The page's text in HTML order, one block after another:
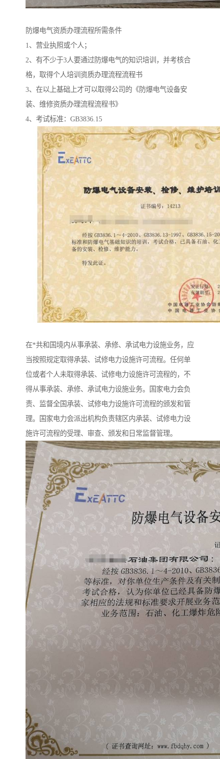
防爆电气资质办理流程所需条件
1、营业执照或个人；
2、有不少于3人要通过防爆电气的知识培训，并考核合
格，取得个人培训资质办理流程流程书
3、在以上基础上才可以取得公司的《防爆电气设备安
装、维修资质办理流程流程书》
4、考试标准：GB3836.15
在*共和国境内从事承装、承修、承试电力设施业务，应
当按照规定取得承装、试修电力设施许可流程。任何单
位或者个人未取得承装、试修电力设施许可流程的，不
得从事承装、承修、承试电力设施业务。国家电力会负
责、监督全国承装、试修电力设施许可流程的颁发和管
理。国家电力会派出机构负责辖区内承装、试修电力设
施许可流程的受理、审查、颁发和日常监督管理。